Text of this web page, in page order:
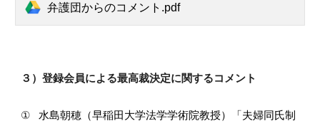
弁護団からのコメント.pdf
３）登録会員による最高裁決定に関するコメント
① 水島朝穂（早稲田大学法学学術院教授）「夫婦同氏制